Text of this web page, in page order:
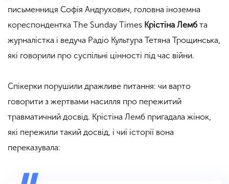
письменниця Софія Андрухович, головна іноземна
кореспондентка The Sunday Times Крістіна Лемб та
журналістка і ведуча Радіо Культура Тетяна Трощинська,
які говорили про суспільні цінності під час війни.
Спікерки порушили дражливе питання: чи варто
говорити з жертвами насилля про пережитий
травматичний досвід. Крістіна Лемб пригадала жінок,
які пережили такий досвід, і чиї історії вона
переказувала: